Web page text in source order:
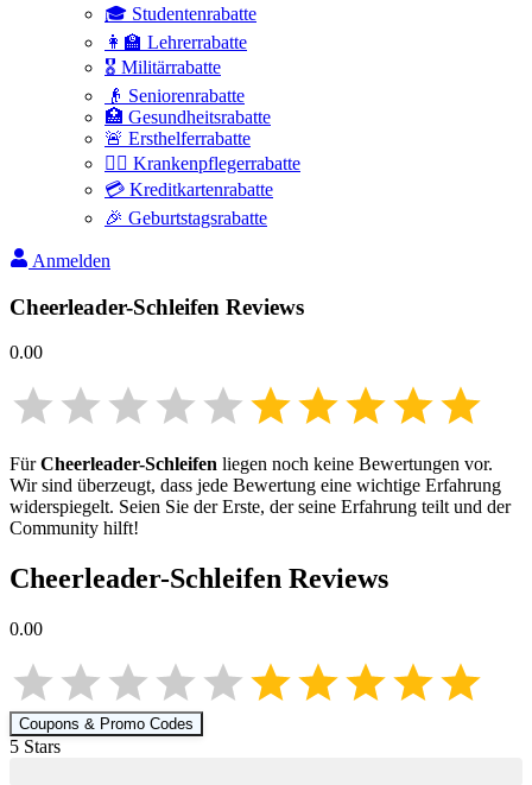
🎓 Studentenrabatte
👩‍🏫 Lehrerrabatte
🎖️ Militärrabatte
👴 Seniorenrabatte
🏥 Gesundheitsrabatte
🚨 Ersthelferrabatte
👩‍⚕️ Krankenpflegerrabatte
💳 Kreditkartenrabatte
🎉 Geburtstagsrabatte
Anmelden
Cheerleader-Schleifen Reviews
0.00
FürCheerleader-Schleifen liegen noch keine Bewertungen vor.
Wir sind überzeugt, dass jede Bewertung eine wichtige Erfahrung
widerspiegelt. Seien Sie der Erste, der seine Erfahrung teilt und der
Community hilft!
Cheerleader-Schleifen Reviews
0.00
Coupons & Promo Codes
5 Stars